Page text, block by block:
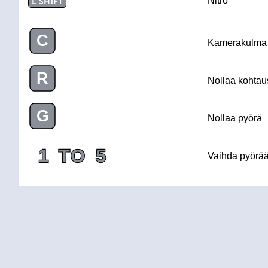
C Kamerakulma
R Nollaa
G Nollaa pyörä
1 TO 5 Vaihda